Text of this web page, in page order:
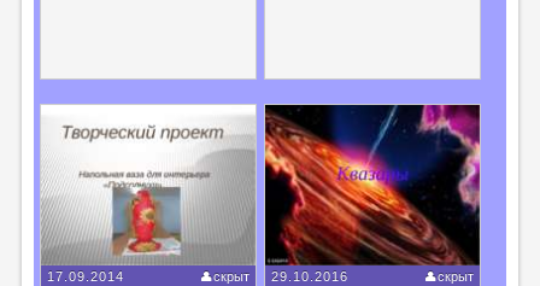
17.09.2014 скрыт 29.10.2016 скрыт